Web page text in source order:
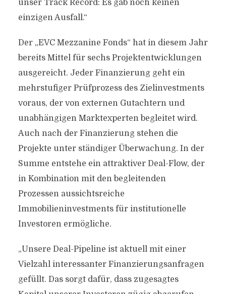
unser Track Record: Es gab noch keinen
einzigen Ausfall.“
Der „EVC Mezzanine Fonds“ hat in diesem Jahr
bereits Mittel für sechs Projektentwicklungen
ausgereicht. Jeder Finanzierung geht ein
mehrstufiger Prüfprozess des Zielinvestments
voraus, der von externen Gutachtern und
unabhängigen Marktexperten begleitet wird.
Auch nach der Finanzierung stehen die
Projekte unter ständiger Überwachung. In der
Summe entstehe ein attraktiver Deal-Flow, der
in Kombination mit den begleitenden
Prozessen aussichtsreiche
Immobilieninvestments für institutionelle
Investoren ermögliche.
„Unsere Deal-Pipeline ist aktuell mit einer
Vielzahl interessanter Finanzierungsanfragen
gefüllt. Das sorgt dafür, dass zugesagtes